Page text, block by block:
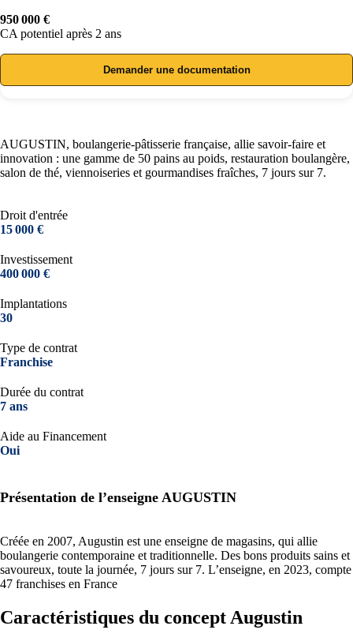
950 000 €
CA potentiel après 2 ans
Demander une documentation
AUGUSTIN, boulangerie-pâtisserie française, allie savoir-faire et
innovation : une gamme de 50 pains au poids, restauration boulangère,
salon de thé, viennoiseries et gourmandises fraîches, 7 jours sur 7.
Droit d'entrée
15 000 €
Investissement
400 000 €
Implantations
30
Type de contrat
Franchise
Durée du contrat
7 ans
Aide au Financement
Oui
Présentation de l’enseigne AUGUSTIN
Créée en 2007, Augustin est une enseigne de magasins, qui allie
boulangerie contemporaine et traditionnelle. Des bons produits sains et
savoureux, toute la journée, 7 jours sur 7. L’enseigne, en 2023, compte
47 franchises en France
Caractéristiques du concept Augustin